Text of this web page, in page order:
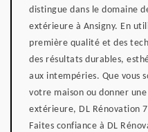
distingue dans le domaine
extérieure à Ansigny. En
première qualité et des
des résultats durables,
aux intempéries. Que vous
votre maison ou donner
extérieure, DL Rénovation
Faites confiance à DL